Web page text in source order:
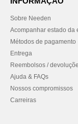
Sobre Needen
Acompanhar estado da
Métodos de pagamento
Entrega
Reembolsos /
Ajuda & FAQs
Nossos compromissos
Carreiras